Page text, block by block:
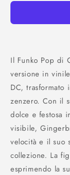
Heroes
the
Flash
-
447
-
Il Funko Pop di
versione in
DC,
zenzero. Con il
dolce e festosa
visibile,
velocità e il suo
collezione. La
esprimendo la